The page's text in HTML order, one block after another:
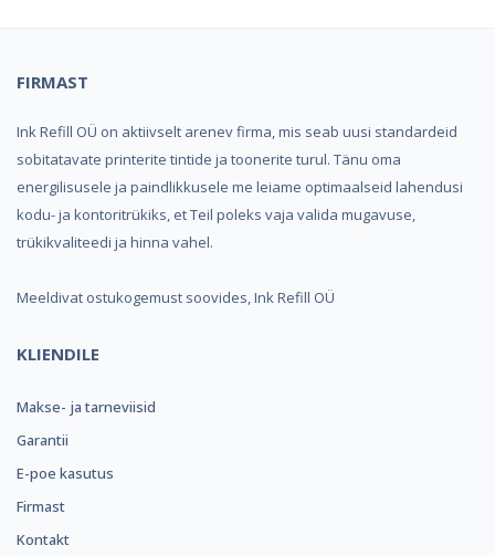
FIRMAST
Ink Refill OÜ on aktiivselt arenev firma, mis seab uusi standardeid
sobitatavate printerite tintide ja toonerite turul. Tänu oma
energilisusele ja paindlikkusele me leiame optimaalseid lahendusi
kodu- ja kontoritrükiks, et Teil poleks vaja valida mugavuse,
trükikvaliteedi ja hinna vahel.
Meeldivat ostukogemust soovides, Ink Refill OÜ
KLIENDILE
Makse- ja tarneviisid
Garantii
E-poe kasutus
Firmast
Kontakt